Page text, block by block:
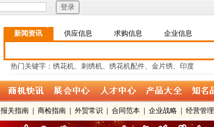
新闻资讯 供应信息 求购信息 企业信息
热门关键字：绣花机、刺绣机、绣花机配件、金片绣、印度
报关指南| 商检指南| 外贸常识 合同范本| 企业战略| 经营管理